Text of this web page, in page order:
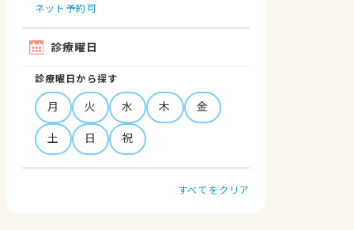
ネット予約可
診療曜日
診療曜日から探す
月 火 水 木
金
土
日 祝
すべてをクリア